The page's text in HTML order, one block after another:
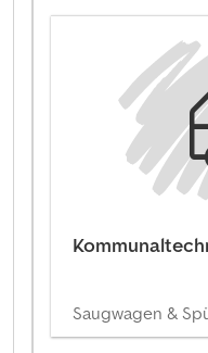
Saugwagen &